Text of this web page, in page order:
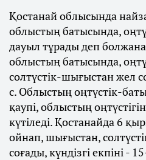
Қостанай облысында
облыстың батысында,
дауыл тұрады деп
облыстың батысында,
солтүстік-шығыстан жел
с. Облыстың оңтүстік-
қаупі, облыстың
күтіледі. Қостанайда 6
ойнап, шығыстан,
соғады, күндізгі екпіні -